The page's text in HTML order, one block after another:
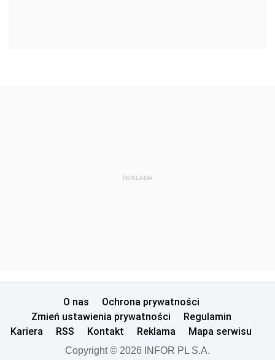
REKLAMA
O nas
Ochrona prywatności
Zmień ustawienia prywatności
Regulamin
Kariera
RSS Kontakt Reklama Mapa serwisu
Copyright © 2026 INFOR PL S.A.